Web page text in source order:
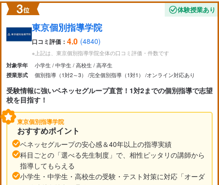
体験授業あり
東京個別指導学院
口コミ評価： 4.0 (4840)
※上記は、東京個別指導学院全体の口コミ評価・件数です
対象学年 小学生 中学生 高校生 高卒生
授業形式 個別指導（1対2～3） 完全個別指導（1対1） オンライン対応あり
受験情報に強いベネッセグループ直営！1対2までの個別指導で志望
校を目指す！
東京個別指導学院
おすすめポイント
ベネッセグループの安心感＆40年以上の指導実績
科目ごとの「選べる先生制度」で、相性ピッタリの講師から
指導してもらえる
小学生・中学生・高校生の受験・テスト対策に対応「オーダ